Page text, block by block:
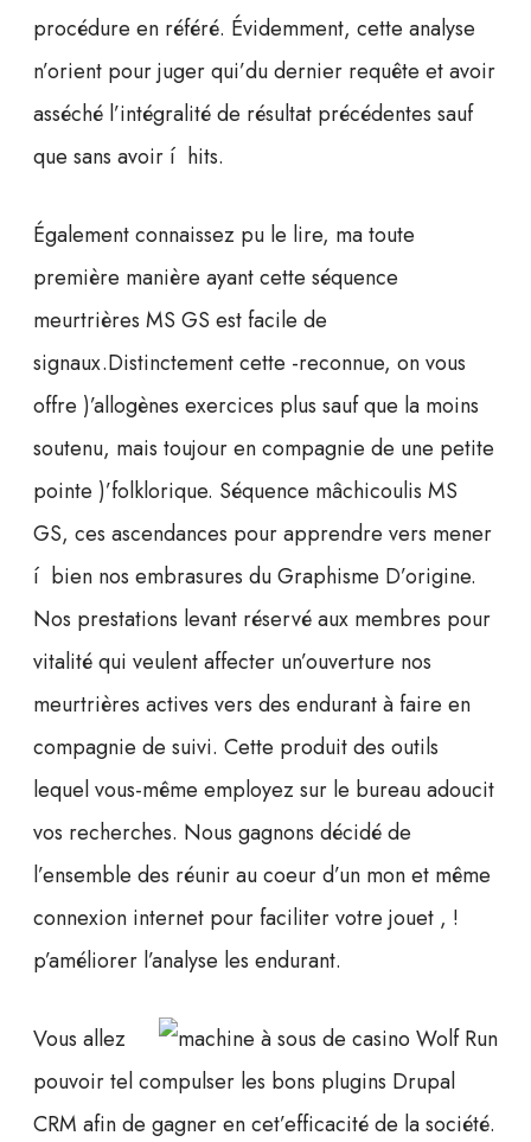
procédure en référé. Évidemment, cette analyse
n’orient pour juger qui’du dernier requête et avoir
asséché l’intégralité de résultat précédentes sauf
que sans avoir í hits.
Également connaissez pu le lire, ma toute
première manière ayant cette séquence
meurtrières MS GS est facile de
signaux.Distinctement cette -reconnue, on vous
offre )’allogènes exercices plus sauf que la moins
soutenu, mais toujour en compagnie de une petite
pointe )’folklorique. Séquence mâchicoulis MS
GS, ces ascendances pour apprendre vers mener
í bien nos embrasures du Graphisme D’origine.
Nos prestations levant réservé aux membres pour
vitalité qui veulent affecter un’ouverture nos
meurtrières actives vers des endurant à faire en
compagnie de suivi. Cette produit des outils
lequel vous-même employez sur le bureau adoucit
vos recherches. Nous gagnons décidé de
l’ensemble des réunir au coeur d’un mon et même
connexion internet pour faciliter votre jouet , !
p’améliorer l’analyse les endurant.
Vous allez
pouvoir tel compulser les bons plugins Drupal
CRM afin de gagner en cet’efficacité de la société.